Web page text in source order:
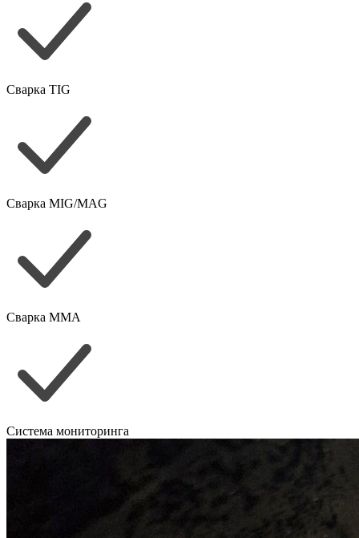
Сварка TIG
Сварка MIG/MAG
Сварка MMA
Система мониторинга